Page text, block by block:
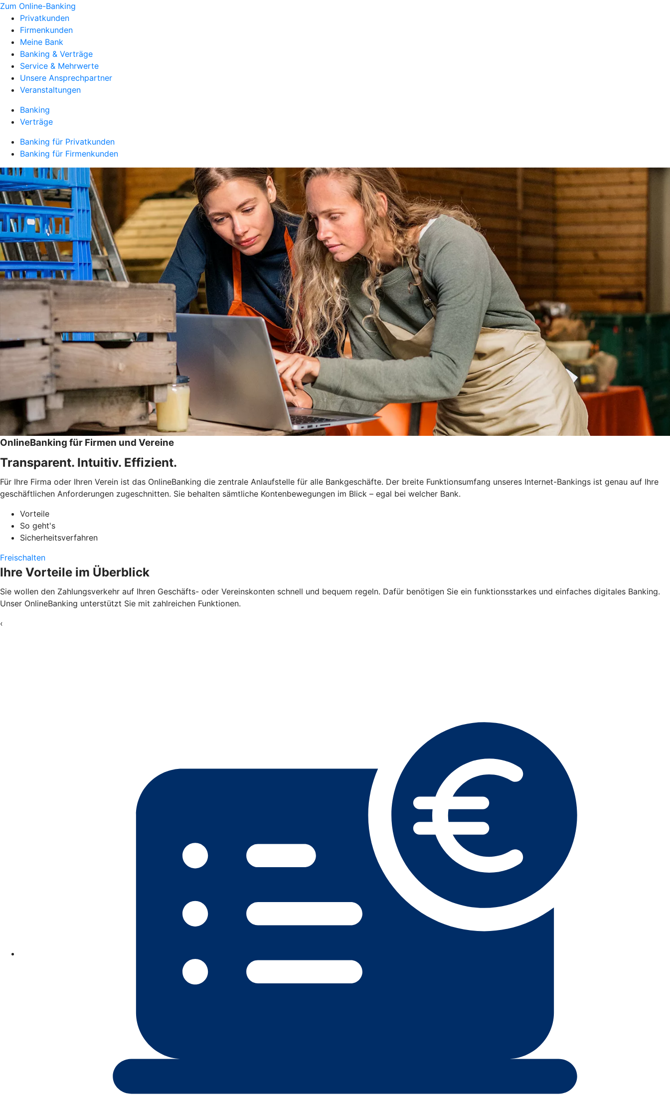
Zum Online-Banking
Privatkunden
Firmenkunden
Meine Bank
Banking & Verträge
Service & Mehrwerte
Unsere Ansprechpartner
Veranstaltungen
Banking
Verträge
Banking für Privatkunden
Banking für Firmenkunden
OnlineBanking für Firmen und Vereine
Transparent. Intuitiv. Effizient.
Für Ihre Firma oder Ihren Verein ist das OnlineBanking die zentrale Anlaufstelle für alle Bankgeschäfte. Der breite Funktionsumfang unseres Internet-Bankings ist genau auf Ihre
geschäftlichen Anforderungen zugeschnitten. Sie behalten sämtliche Kontenbewegungen im Blick – egal bei welcher Bank.
Vorteile
So geht's
Sicherheitsverfahren
Freischalten
Ihre Vorteile im Überblick
Sie wollen den Zahlungsverkehr auf Ihren Geschäfts- oder Vereinskonten schnell und bequem regeln. Dafür benötigen Sie ein funktionsstarkes und einfaches digitales Banking.
Unser OnlineBanking unterstützt Sie mit zahlreichen Funktionen.
‹